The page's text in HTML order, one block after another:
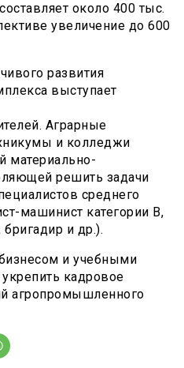
около 400 тыс.
увеличение до 600
развития
выступает
Аграрные
и колледжи
материально-
решить задачи
среднего
машинист категории B,
бригадир и др.).
и учебными
кадровое
агропромышленного